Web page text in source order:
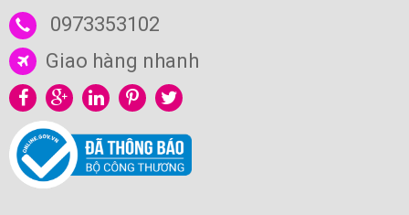
0973353102
Giao hàng nhanh